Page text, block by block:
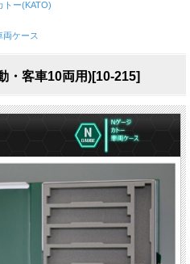
トー(KATO)
両ケース
・客車10両用)[10-215]